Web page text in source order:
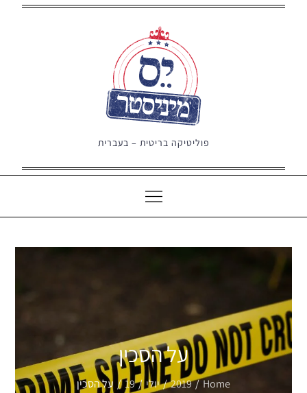
פוליטיקה בריטית – בעברית
על הסכין
Home
2019 יולי 19 על הסכין